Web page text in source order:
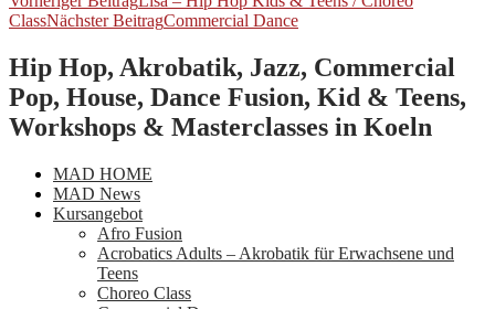
ClassNächster BeitragCommercial Dance
Hip Hop, Akrobatik, Jazz, Commercial
Pop, House, Dance Fusion, Kid & Teens,
Workshops & Masterclasses in Koeln
MAD HOME
MAD News
Kursangebot
Afro Fusion
Acrobatics Adults – Akrobatik für Erwachsene und
Teens
Choreo Class